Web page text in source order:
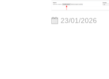
23/01/2026